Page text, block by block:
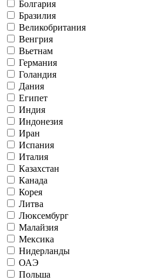
Болгария
Бразилия
Великобритания
Венгрия
Вьетнам
Германия
Голандия
Дания
Египет
Индия
Индонезия
Иран
Испания
Италия
Казахстан
Канада
Корея
Литва
Люксембург
Малайзия
Мексика
Нидерланды
ОАЭ
Польша